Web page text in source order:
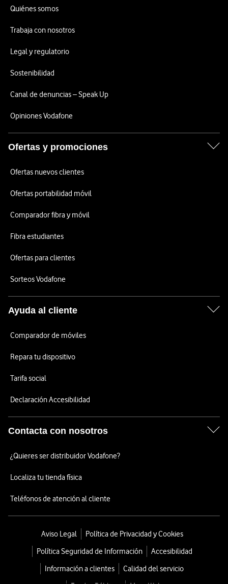
Quiénes somos
Trabaja con nosotros
Legal y regulatorio
Sostenibilidad
Canal de denuncias – Speak Up
Opiniones Vodafone
Ofertas y promociones
Ofertas nuevos clientes
Ofertas portabilidad móvil
Comparador fibra y móvil
Fibra estudiantes
Ofertas para clientes
Sorteos Vodafone
Ayuda al cliente
Comparador de móviles
Repara tu dispositivo
Tarifa social
Declaración Accesibilidad
Contacta con nosotros
¿Quieres ser distribuidor Vodafone?
Localiza tu tienda física
Teléfonos de atención al cliente
Aviso Legal
Política de Privacidad y Cookies
Política Seguridad de Información
Accesibilidad
Información a clientes
Calidad del servicio